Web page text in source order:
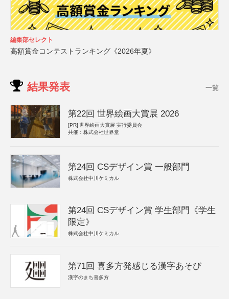
編集部セレクト
高額賞金コンテストランキング《2026年夏》
結果発表 一覧
第22回 世界絵画大賞展 2026
[PR] 世界絵画大賞展 実行委員会
共催：株式会社世界堂
第24回 CSデザイン賞 一般部門
株式会社中川ケミカル
第24回 CSデザイン賞 学生部門《学生
限定》
株式会社中川ケミカル
第71回 喜多方発感じる漢字あそび
漢字のまち喜多方